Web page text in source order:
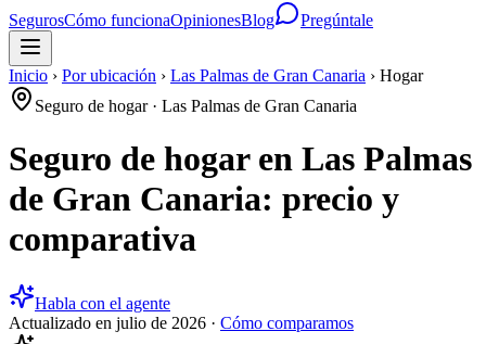
SegurosCómo funcionaOpinionesBlog Pregúntale
Inicio › Por ubicación › Las Palmas de Gran Canaria › Hogar
Seguro de hogar· Las Palmas de Gran Canaria
Seguro de hogar en Las Palmas
de Gran Canaria: precio y
comparativa
Habla con el agente
Actualizado en julio de 2026 · Cómo comparamos